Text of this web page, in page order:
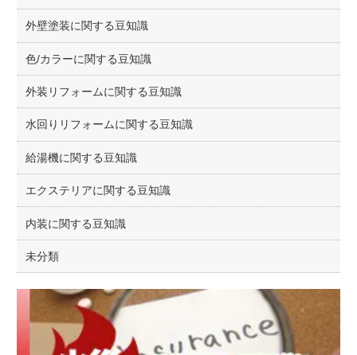
外壁塗装に関する豆知識
色/カラーに関する豆知識
外装リフォームに関する豆知識
水回りリフォームに関する豆知識
給湯機に関する豆知識
エクステリアに関する豆知識
内装に関する豆知識
未分類